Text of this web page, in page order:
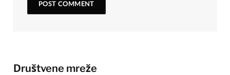
Društvene mreže